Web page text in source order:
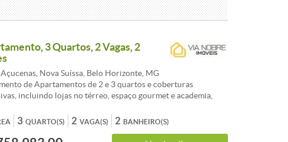
3 Quartos, 2 Vagas, 2
Açucenas, Nova Suíssa, Belo Horizonte, MG
de Apartamentos de 2 e 3 quartos e coberturas
incluindo lojas no térreo, espaço gourmet e academia,
e um Mix de lojas de conveniência no térreo , bastante
para o dia-a-dia. 2 QUARTOS 59,72 m² de inteligência em
QUARTO(S)
3 VAGA(S)
2 BANHEIRO(S)
2